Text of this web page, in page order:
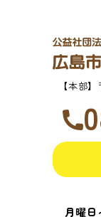
【本部】
月曜日